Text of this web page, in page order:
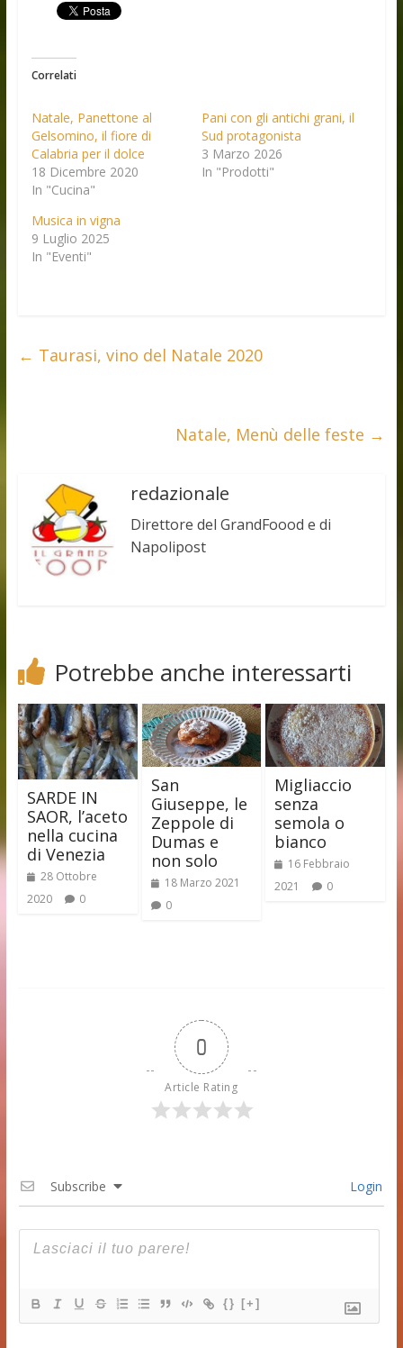
Correlati
Natale, Panettone al
Gelsomino, il fiore di
Calabria per il dolce
18 Dicembre 2020
In "Cucina"
Pani con gli antichi grani, il
Sud protagonista
3 Marzo 2026
In "Prodotti"
Musica in vigna
9 Luglio 2025
In "Eventi"
← Taurasi, vino del Natale 2020
Natale, Menù delle feste →
redazionale
Direttore del GrandFoood e di
Napolipost
Potrebbe anche interessarti
SARDE IN
SAOR, l’aceto
nella cucina
di Venezia
28 Ottobre
2020
0
San
Giuseppe, le
Zeppole di
Dumas e
non solo
18 Marzo 2021
0
Migliaccio
senza
semola o
bianco
16 Febbraio
2021
0
0
Article Rating
Subscribe Login
{} [+]